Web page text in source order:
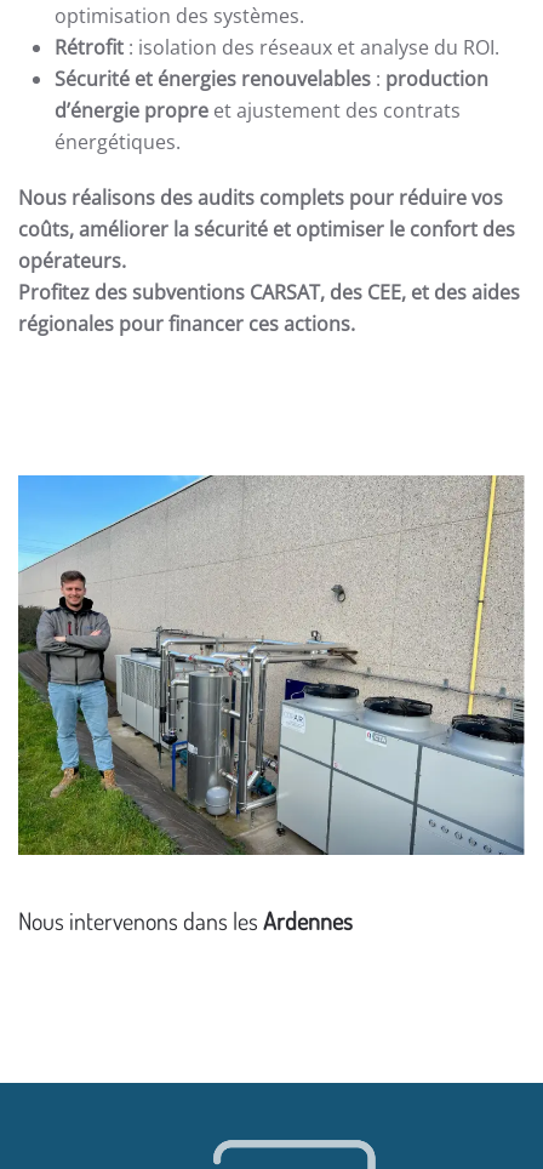
optimisation des systèmes.
Rétrofit : isolation des réseaux et analyse du ROI.
Sécurité et énergies renouvelables : production
d’énergie propre et ajustement des contrats
énergétiques.
Nous réalisons des audits complets pour réduire vos
coûts, améliorer la sécurité et optimiser le confort des
opérateurs.
Profitez des subventions CARSAT, des CEE, et des aides
régionales pour financer ces actions.
Nous intervenons dans lesArdennes